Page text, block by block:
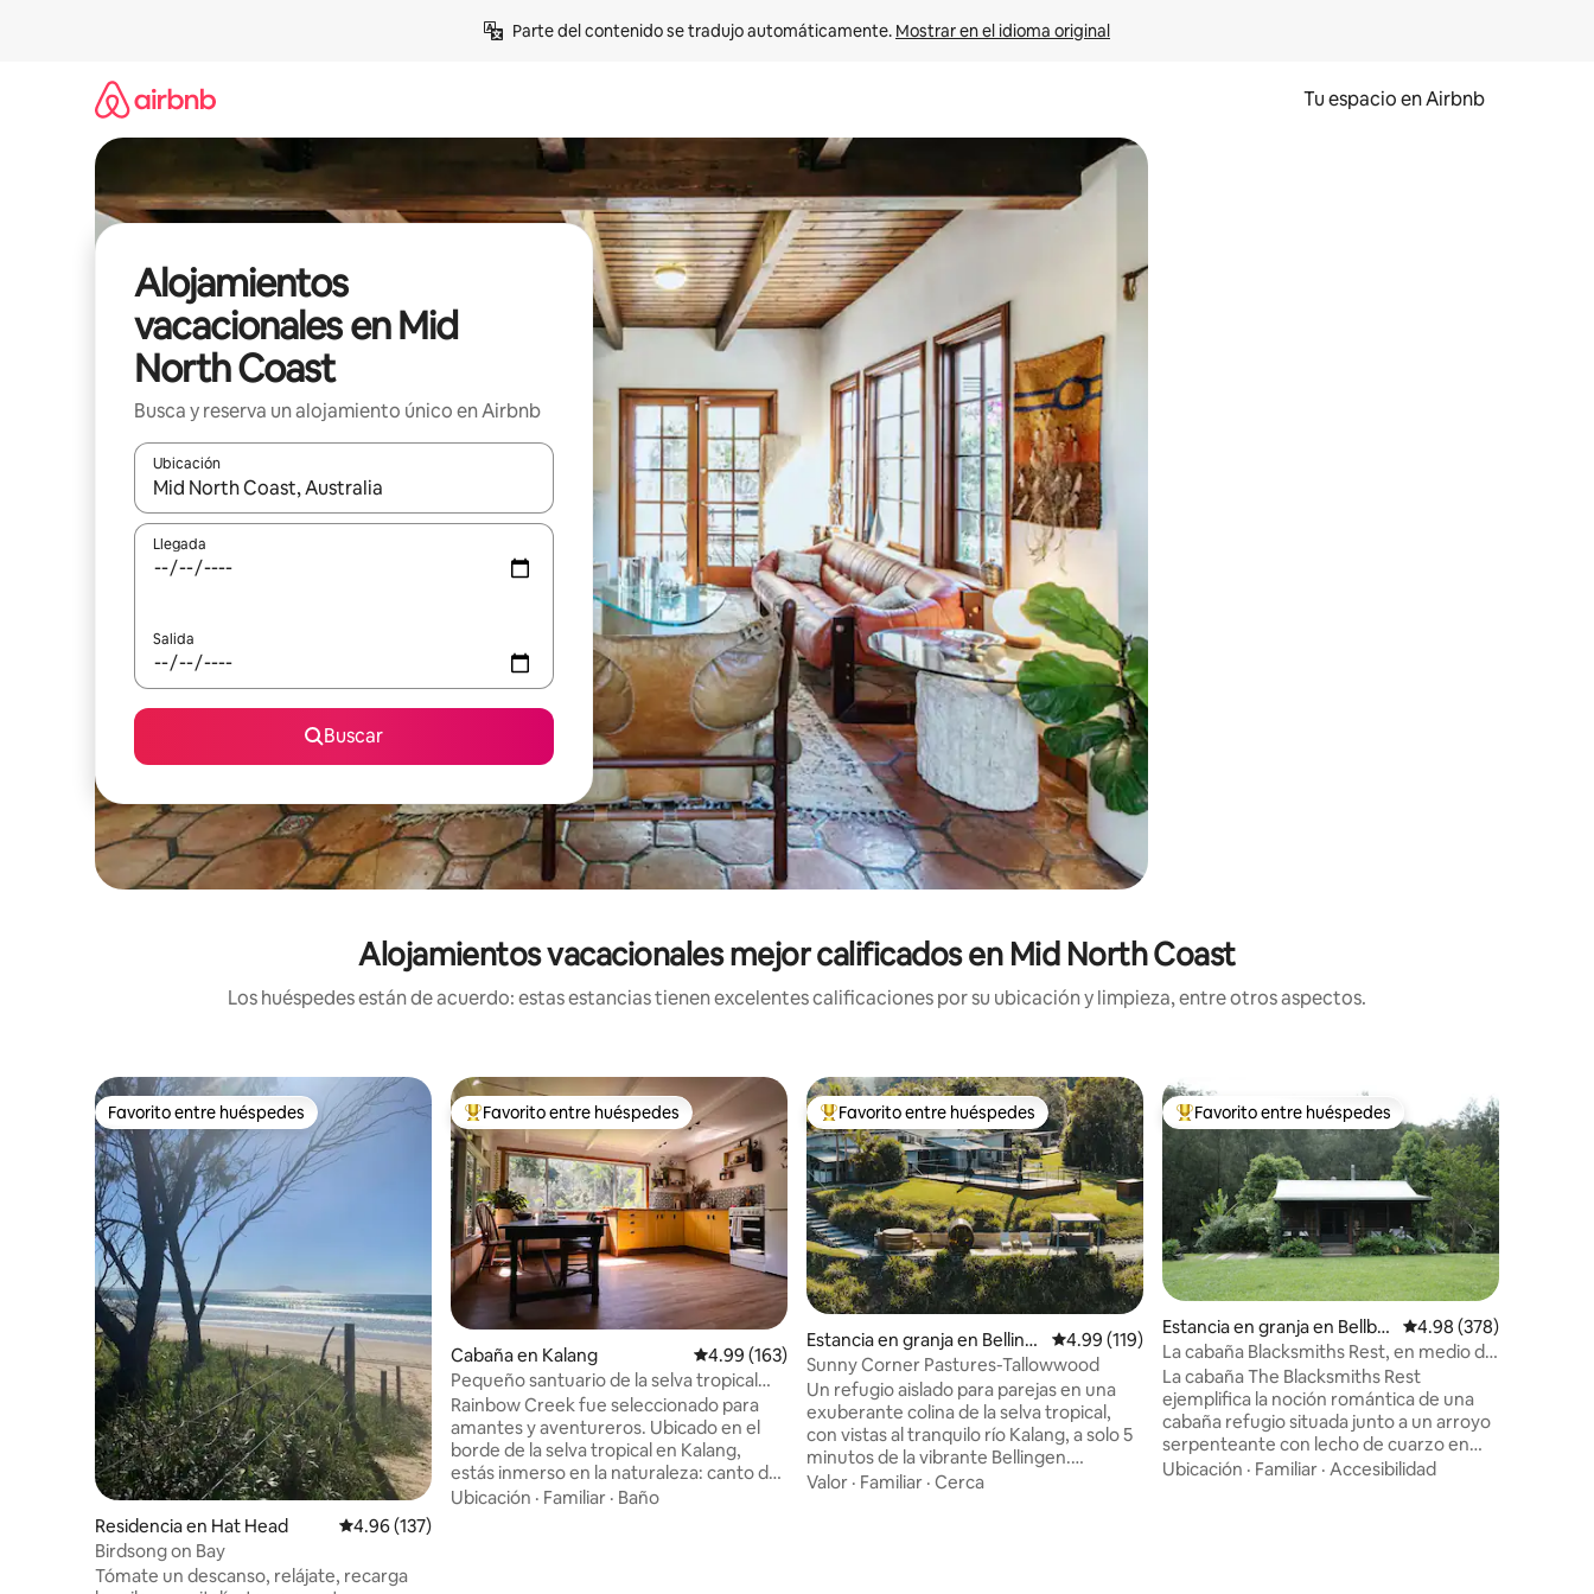
Parte del contenido se tradujo automáticamente. Mostrar en el idioma original
Tu espacio en Airbnb
Alojamientos
vacacionales en Mid
North Coast
Busca y reserva un alojamiento único en Airbnb
Ubicación
Cuando los resultados estén disponibles, podrás navegar usando las teclas de las flechas hacia arriba y hacia abajo, o bien tocando y deslizando la pantalla.
Llegada
Salida
Buscar
Alojamientos vacacionales mejor calificados en Mid North Coast
Los huéspedes están de acuerdo: estas estancias tienen excelentes calificaciones por su ubicación y limpieza, entre otros aspectos.
Favorito entre huéspedes
Favorito entre huéspedes
Residencia en Hat Head Calificación promedio: 4.96 de 5; 137 evaluaciones
4.96 (137)
Birdsong on Bay
Tómate un descanso, relájate, recarga
De los mejores en Favorito entre huéspedes
Favorito entre huéspedes
Cabaña en Kalang Calificación promedio: 4.99 de 5; 163 evaluaciones
4.99 (163)
Pequeño santuario de la selva tropical
cerca de Bellingen
Rainbow Creek fue seleccionado para
amantes y aventureros. Ubicado en el
borde de la selva tropical en Kalang,
estás inmerso en la naturaleza: canto de
pájaros, gusanos brillantes y un millón de
Ubicación · Familiar · Baño
De los mejores en Favorito entre huéspedes
Favorito entre huéspedes
Estancia en granja en Belling
en
Calificación promedio: 4.99 de 5; 119 evaluaciones
4.99 (119)
Sunny Corner Pastures-Tallowwood
Un refugio aislado para parejas en una
exuberante colina de la selva tropical,
con vistas al tranquilo río Kalang, a solo 5
minutos de la vibrante Bellingen.
Sumérgete en tu jacuzzi privado de
Valor · Familiar · Cerca
De los mejores en Favorito entre huéspedes
Favorito entre huéspedes
Estancia en granja en Bellbr
ook
Calificación promedio:
4.98 (378)
La cabaña Blacksmiths Rest, en medio del
arroyo del bosque
La cabaña The Blacksmiths Rest
ejemplifica la noción romántica de una
cabaña refugio situada junto a un arroyo
serpenteante con lecho de cuarzo en
medio de bancos rocosos, praderas
Ubicación · Familiar · Accesibilidad